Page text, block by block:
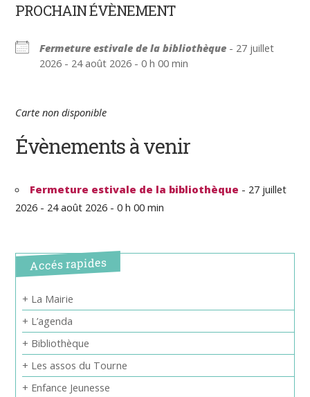
PROCHAIN ÉVÈNEMENT
Fermeture estivale de la bibliothèque - 27 juillet
2026 - 24 août 2026 - 0 h 00 min
Carte non disponible
Évènements à venir
Fermeture estivale de la bibliothèque - 27 juillet
2026 - 24 août 2026 - 0 h 00 min
Accés rapides
+ La Mairie
+ L’agenda
+ Bibliothèque
+ Les assos du Tourne
+ Enfance Jeunesse